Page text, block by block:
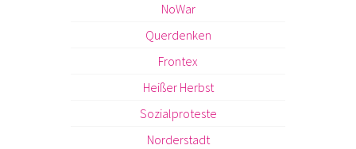
NoWar
Querdenken
Frontex
Heißer Herbst
Sozialproteste
Norderstadt